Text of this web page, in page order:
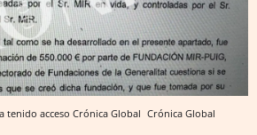
tenido acceso Crónica Global Crónica Global